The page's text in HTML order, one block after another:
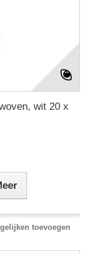
wit 20 x
toevoegen